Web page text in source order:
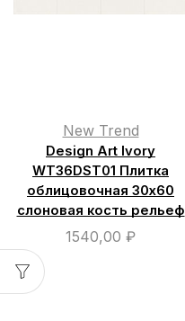
New Trend
Design Art Ivory
WT36DST01 Плитка
облицовочная 30х60
слоновая кость рельеф
1540,00 ₽